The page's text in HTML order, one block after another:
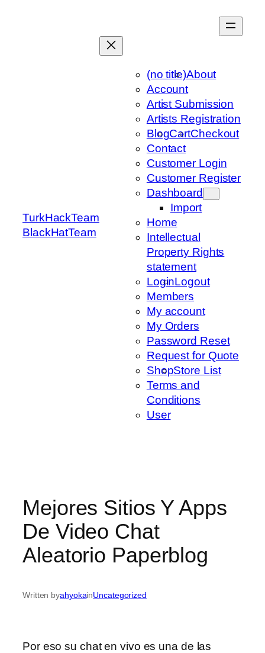
TurkHackTeam
BlackHatTeam
(no title)About
Account
Artist Submission
Artists Registration
BlogCartCheckout
Contact
Customer Login
Customer Register
Dashboard
Import
Home
Intellectual
Property Rights
statement
LoginLogout
Members
My account
My Orders
Password Reset
Request for Quote
ShopStore List
Terms and
Conditions
User
Mejores Sitios Y Apps
De Video Chat
Aleatorio Paperblog
Written byahyokainUncategorized
Por eso su chat en vivo es una de las